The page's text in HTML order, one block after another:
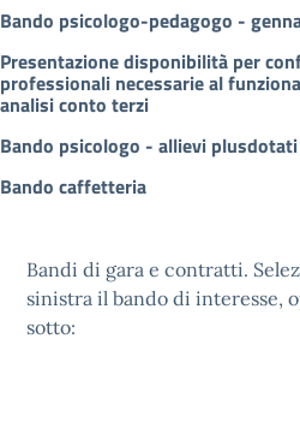
Bando psicologo-pedagogo -
Presentazione disponibilità per
professionali necessarie al
analisi conto terzi
Bando psicologo - allievi plusdotati
Bando caffetteria
Bandi di gara e contratti.
sinistra il bando di interesse,
sotto: